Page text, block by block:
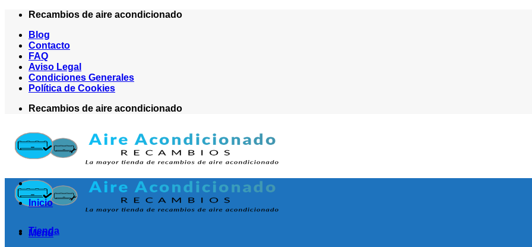
Saltar
contenido
Recambios de aire acondicionado
Blog
Contacto
FAQ
Aviso Legal
Condiciones Generales
Política de Cookies
Recambios de aire acondicionado
Menú
Inicio
Tienda